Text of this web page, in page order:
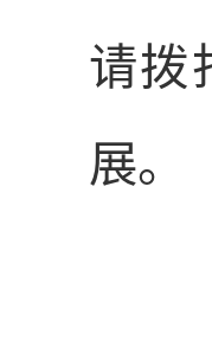
请拨
展。